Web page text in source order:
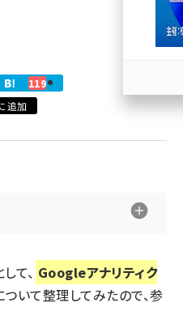
119
追加
て、 Googleアナリティク
ついて整理してみたので、参